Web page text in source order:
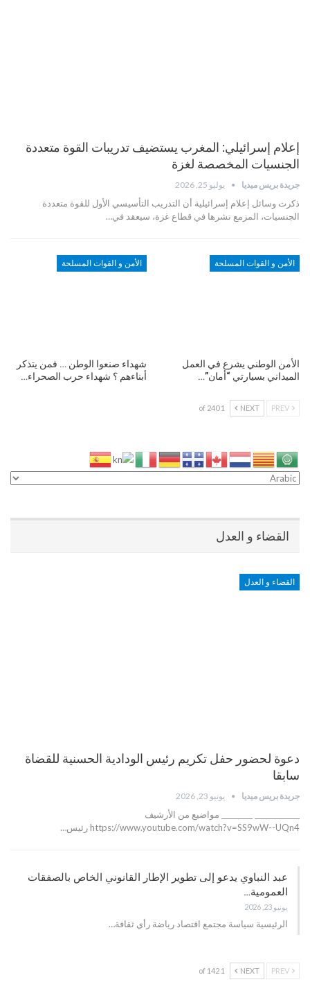
إعلام إسرائيلي: المغرب يستضيف تدريبات القوة متعددة
الجنسيات المخصصة لغزة
جريدة بريس ميديا يوليو 25, 2026
ذكرت وسائل إعلام إسرائيلية أن التدريب التأسيسي الأول للقوة متعددة
الجنسيات، المزمع نشرها في قطاع غزة، سيعقد في…
الأمن و القوات المسلحة
الأمن الوطني يشرع في العمل
الميداني بسيارتي “أمان”…
الأمن و القوات المسلحة
شهداء صنعوا الوطن … فمن يتذكر
أبناءهم ؟ شهداء حرب الصحراء…
NEXT
1 of 240
القضاء و العدل
القضاء و العدل
دعوة لحضور حفل تكريم رئيس الودادية الحسنية للقضاة
سابقا
جريدة بريس ميديا يونيو 23, 2026
_____________ _________ مواضيع من الأرشيف
https://www.youtube.com/watch?v=SS9wW--UQn4 رئيس…
عبد النباوي يدعو إلى تطوير الإطار القانوني الخاص بالصفقات
العمومية…
يونيو 23, 2026
الرئيسية سياسة مجتمع اقتصاد رياضة رأي ثقافة…
NEXT
1 of 142